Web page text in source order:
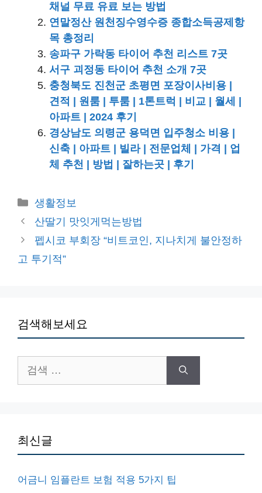
채널 무료 유료 보는 방법
연말정산 원천징수영수증 종합소득공제항
목 총정리
송파구 가락동 타이어 추천 리스트 7곳
서구 괴정동 타이어 추천 소개 7곳
충청북도 진천군 초평면 포장이사비용 |
견적 | 원룸 | 투룸 | 1톤트럭 | 비교 | 월세 |
아파트 | 2024 후기
경상남도 의령군 용덕면 입주청소 비용 |
신축 | 아파트 | 빌라 | 전문업체 | 가격 | 업
체 추천 | 방법 | 잘하는곳 | 후기
카
테
리
생활정보
산딸기 맛잇게먹는방법
펩시코 부회장 “비트코인, 지나치게 불안정하
고 투기적”
검색해보세요
색:
최신글
어금니 임플란트 보험 적용 5가지 팁